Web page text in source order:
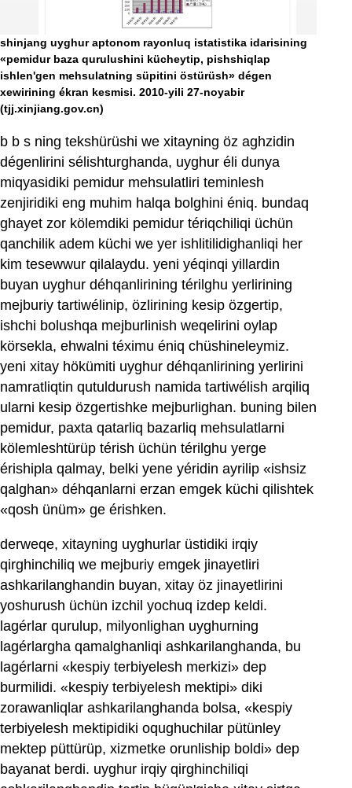
shinjang uyghur aptonom rayonluq istatistika idarisining
«pemidur baza qurulushini kücheytip, pishshiqlap
ishlen'gen mehsulatning süpitini östürüsh» dégen
xewirining ékran kesmisi. 2010-yili 27-noyabir
(tjj.xinjiang.gov.cn)
b b s ning tekshürüshi we xitayning öz aghzidin
dégenlirini sélishturghanda, uyghur éli dunya
miqyasidiki pemidur mehsulatliri teminlesh
zenjiridiki eng muhim halqa bolghini éniq. bundaq
ghayet zor kölemdiki pemidur tériqchiliqi üchün
qanchilik adem küchi we yer ishlitilidighanliqi her
kim tesewwur qilalaydu. yeni yéqinqi yillardin
buyan uyghur déhqanlirining térilghu yerlirining
mejburiy tartiwélinip, özlirining kesip özgertip,
ishchi bolushqa mejburlinish weqelirini oylap
körsekla, ehwalni téximu éniq chüshineleymiz.
yeni xitay hökümiti uyghur déhqanlirining yerlirini
namratliqtin qutuldurush namida tartiwélish arqiliq
ularni kesip özgertishke mejburlighan. buning bilen
pemidur, paxta qatarliq bazarliq mehsulatlarni
kölemleshtürüp térish üchün térilghu yerge
érishipla qalmay, belki yene yéridin ayrilip «ishsiz
qalghan» déhqanlarni erzan emgek küchi qilishtek
«qosh ünüm» ge érishken.
derweqe, xitayning uyghurlar üstidiki irqiy
qirghinchiliq we mejburiy emgek jinayetliri
ashkarilanghandin buyan, xitay öz jinayetlirini
yoshurush üchün izchil yochuq izdep keldi.
lagérlar qurulup, milyonlighan uyghurning
lagérlargha qamalghanliqi ashkarilanghanda, bu
lagérlarni «kespiy terbiyelesh merkizi» dep
burmilidi. «kespiy terbiyelesh mektipi» diki
zorawanliqlar ashkarilanghanda bolsa, «kespiy
terbiyelesh mektipidiki oqughuchilar pütünley
mektep püttürüp, xizmetke orunliship boldi» dep
bayanat berdi. uyghur irqiy qirghinchiliqi